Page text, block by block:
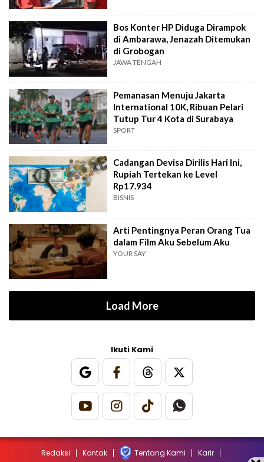
Bos Konter HP Diduga Dirampok
di Ambarawa, Jenazah Ditemukan
di Grobogan
JAWA TENGAH
Pemanasan Menuju Jakarta
International 10K, Ribuan Pelari
Tutup Tur 4 Kota di Surabaya
SPORT
Cadangan Devisa Dirilis Hari Ini,
Rupiah Tertekan ke Level
Rp17.934
BISNIS
Arti Pentingnya Peran Orang Tua
dalam Film Aku Sebelum Aku
YOUR SAY
Load More
Ikuti Kami
Redaksi Kontak Tentang Kami Karir